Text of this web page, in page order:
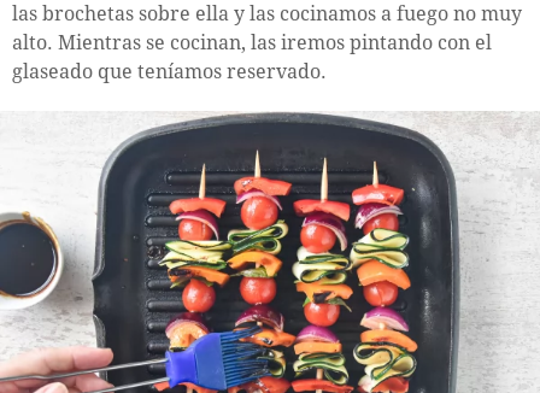
las brochetas sobre ella y las cocinamos a fuego no muy
alto. Mientras se cocinan, las iremos pintando con el
glaseado que teníamos reservado.